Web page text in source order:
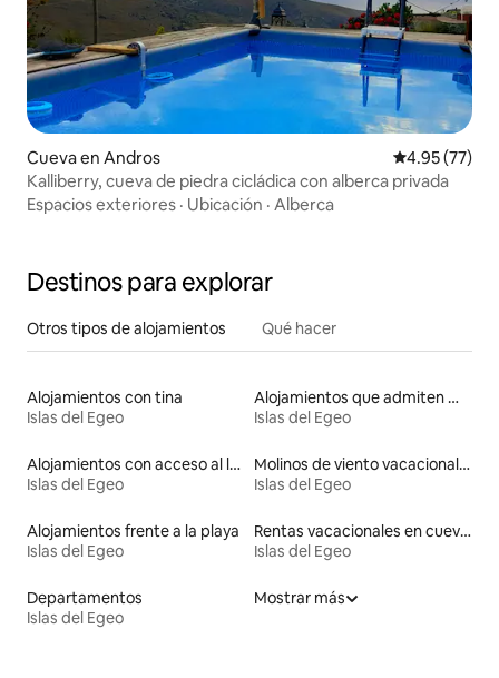
Cueva en Andros Calificación
4.95 (77)
Kalliberry, cueva de piedra cicládica con alberca privada
Espacios exteriores · Ubicación · Alberca
Destinos para explorar
Otros tipos de alojamientos Qué hacer
Alojamientos con tina
Islas del Egeo
Alojamientos que admiten mascotas
Islas del Egeo
Alojamientos con acceso al lago
Islas del Egeo
Molinos de viento vacacionales
Islas del Egeo
Alojamientos frente a la playa
Islas del Egeo
Rentas vacacionales en cuevas
Islas del Egeo
Departamentos
Islas del Egeo
Mostrar más